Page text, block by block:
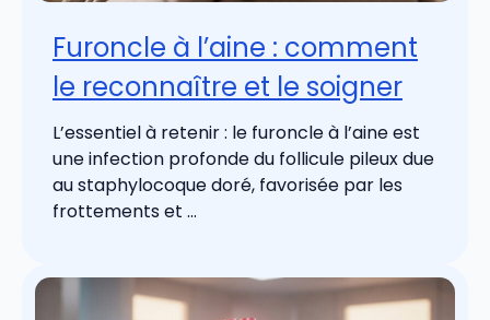
Furoncle à l’aine : comment
le reconnaître et le soigner
L’essentiel à retenir : le furoncle à l’aine est
une infection profonde du follicule pileux due
au staphylocoque doré, favorisée par les
frottements et ...